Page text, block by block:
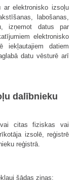
ar elektronisko izsoļu
labošanas,
izņemot datus par
elektronisko
iekļautajiem datiem
datu vēsturē arī
dalībnieku
citas fiziskas vai
izsolē, reģistrē
reģistrā.
šādas ziņas: